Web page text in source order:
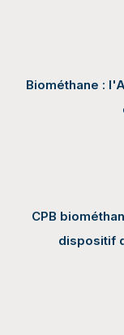
Biométhane :
CPB
dispositif